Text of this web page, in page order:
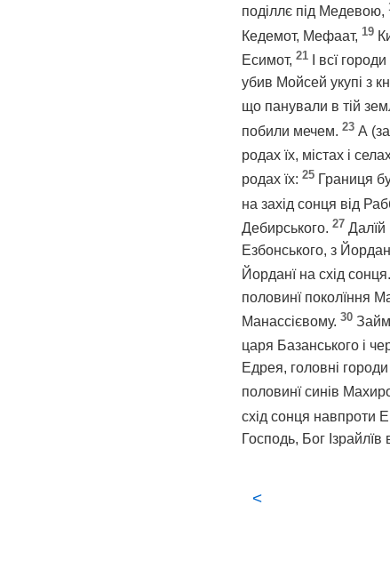
поділлє під Медевою,
Кедемот, Мефаат, 19
Есимот, 21
І всї
убив Мойсей укупі з
що панували в тій
побили мечем. 23 А
родах їх, містах і
родах їх: 25 Границя
на захід сонця від
Дебирського. 27 Далїй
Езбонського, з
Йорданї на схід сонця.
половинї поколїння
Манассієвому. 30
царя Базанського і
Едрея, головні
половинї синів
схід сонця навпроти
Господь, Бог Ізрайлїв
<